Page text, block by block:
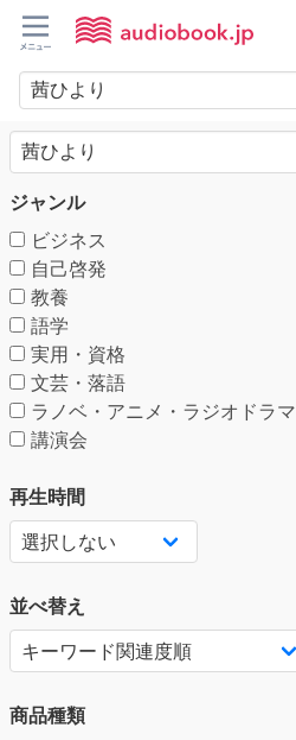
ジャンル
ビジネス
自己啓発
教養
語学
実用・資格
文芸・落語
ラノベ・アニメ・ラジオドラマ
講演会
再生時間
並べ替え
商品種類